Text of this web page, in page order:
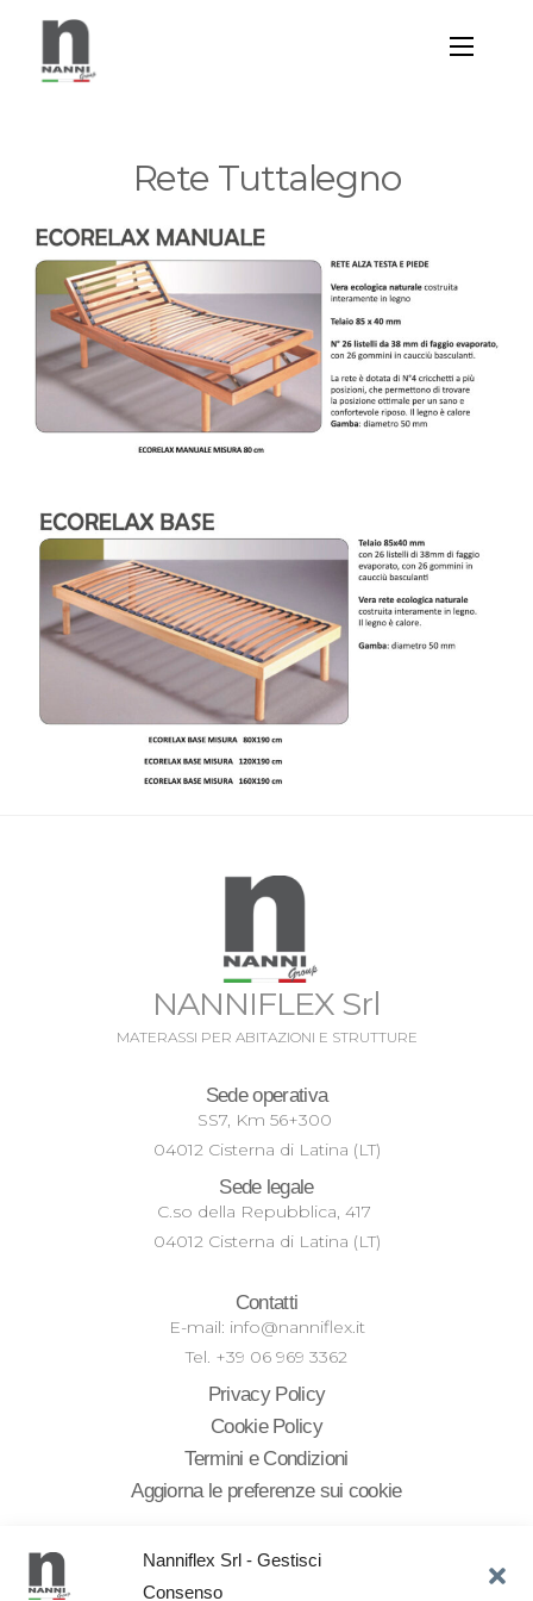
Nanniflex Srl - Gestisci
Consenso
Rete Tuttalegno
NANNIFLEX Srl
MATERASSI PER ABITAZIONI E STRUTTURE
Sede operativa
SS7, Km 56+300
04012 Cisterna di Latina (LT)
Sede legale
C.so della Repubblica, 417
04012 Cisterna di Latina (LT)
Contatti
E-mail: info@nanniflex.it
Tel. +39 06 969 3362
Privacy Policy
Cookie Policy
Termini e Condizioni
Aggiorna le preferenze sui cookie
Ai sensi dell’art. 1, comma 125-bis, della Legge 4 agosto 2017, n.